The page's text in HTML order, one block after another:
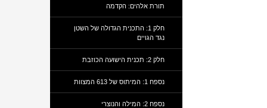
תורת אלהים: הקדמה
חלק 1: התכנית הגדולה של השטן
נגד הגויים
חלק 2: תכנית הישועה הכוזבת
נספח 1: המיתוס של 613 המצוות
נספח 2: המילה והנוצרי